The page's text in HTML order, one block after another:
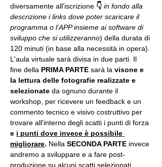
diversamente all'iscrizione 👇 in fondo alla
descrizione i links dove poter scaricare il
programma o l'APP insieme ai software di
sviluppo che si utilizzeranno) della durata di
120 minuti (in base alla necessità in opera).
L'aula virtuale sarà divisa in due parti. Il
fine della PRIMA PARTE sarà la visone e
la lettura delle fotografie realizzate e
selezionate da ognuno durante il
workshop, per ricevere un feedback e un
commento tecnico e visivo costruttivo per
trovare all'interno degli scatti i punti di forza
e i punti dove invece è possibile
migliorare. Nella SECONDA PARTE invece
andremo a sviluppare e a fare post-
produzione su alcuni scatti selezionati